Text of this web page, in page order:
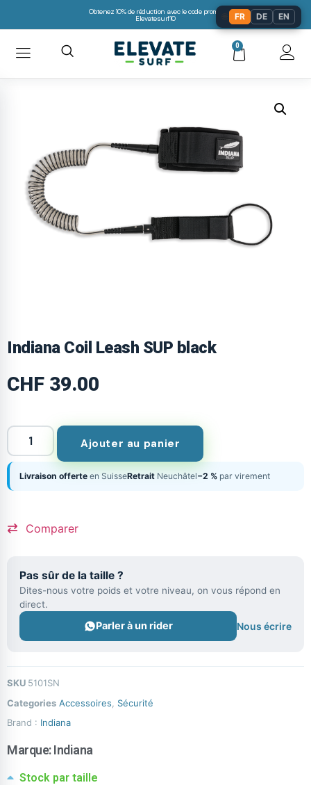
Obtenez 10% de réduction avec le code promo:
Elevatesurf10
0
Indiana Coil Leash SUP black
CHF 39.00
Ajouter au panier
Livraison offerte en SuisseRetrait Neuchâtel−2 % par virement
Comparer
Pas sûr de la taille ?
Dites-nous votre poids et votre niveau, on vous répond en
direct.
Parler à un rider Nous écrire
SKU 5101SN
Categories Accessoires
Sécurité
Brand : Indiana
Marque:Indiana
Stock par taille
FR DE EN